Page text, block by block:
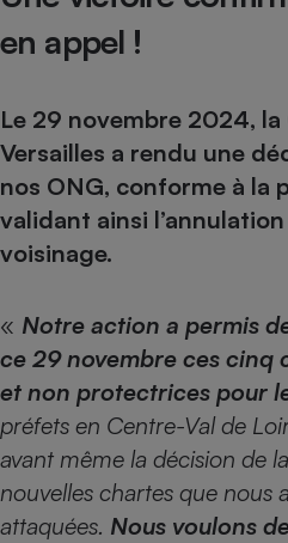
en appel !
Le 29 novembre 2024, la
Versailles a rendu une
nos ONG, conforme à la
validant ainsi
voisinage.
« Notre action a permis
ce 29 novembre ces cinq
et non protectrices pour
préfets en Centre-Val de
avant même la décision de
nouvelles chartes que nous
attaquées. Nous voulons